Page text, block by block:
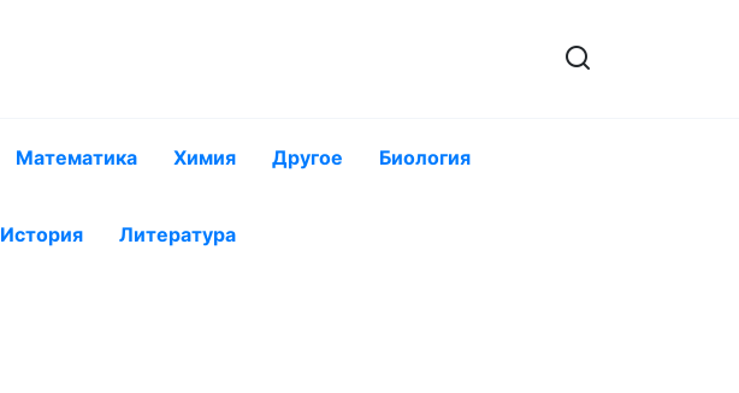
Математика Химия Другое Биология
История Литература